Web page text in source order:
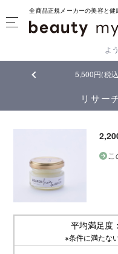
全商品正規メーカーの美容と健
よ
5,500円(税
リサー
平均満足度：
※条件に満たな